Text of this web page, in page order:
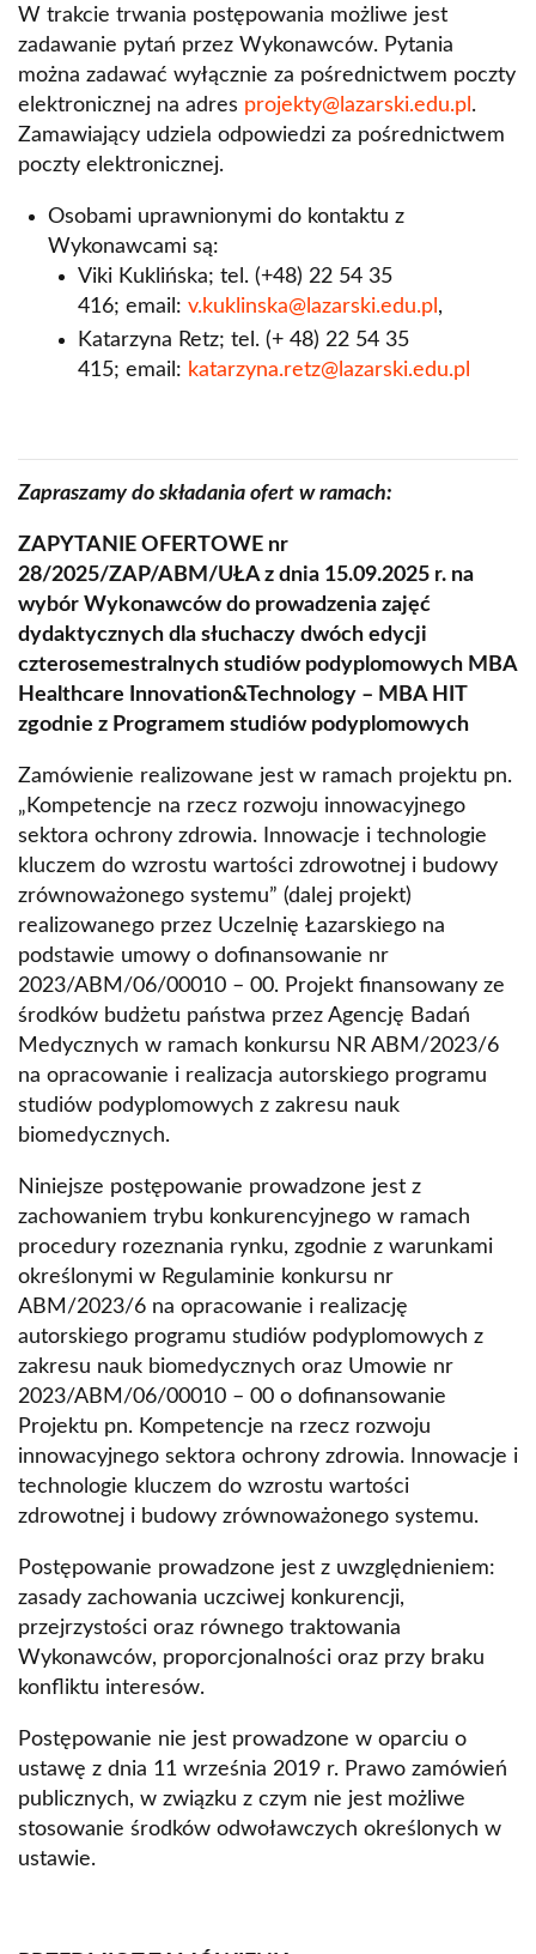
W trakcie trwania postępowania możliwe jest
zadawanie pytań przez Wykonawców. Pytania
można zadawać wyłącznie za pośrednictwem poczty
elektronicznej na adres projekty@lazarski.edu.pl .
Zamawiający udziela odpowiedzi za pośrednictwem
poczty elektronicznej.
Osobami uprawnionymi do kontaktu z
Wykonawcami są:
Viki Kuklińska; tel. (+48) 22 54 35
416; email: v.kuklinska@lazarski.edu.pl ,
Katarzyna Retz; tel. (+ 48) 22 54 35
415; email: katarzyna.retz@lazarski.edu.pl
Zapraszamy do składania ofert w ramach:
ZAPYTANIE OFERTOWE nr
28/2025/ZAP/ABM/UŁA z dnia 15.09.2025 r. na
wybór Wykonawców do prowadzenia zajęć
dydaktycznych dla słuchaczy dwóch edycji
czterosemestralnych studiów podyplomowych MBA
Healthcare Innovation&Technology – MBA HIT
zgodnie z Programem studiów podyplomowych
Zamówienie realizowane jest w ramach projektu pn.
„Kompetencje na rzecz rozwoju innowacyjnego
sektora ochrony zdrowia. Innowacje i technologie
kluczem do wzrostu wartości zdrowotnej i budowy
zrównoważonego systemu” (dalej projekt)
realizowanego przez Uczelnię Łazarskiego na
podstawie umowy o dofinansowanie nr
2023/ABM/06/00010 – 00. Projekt finansowany ze
środków budżetu państwa przez Agencję Badań
Medycznych w ramach konkursu NR ABM/2023/6
na opracowanie i realizacja autorskiego programu
studiów podyplomowych z zakresu nauk
biomedycznych.
Niniejsze postępowanie prowadzone jest z
zachowaniem trybu konkurencyjnego w ramach
procedury rozeznania rynku, zgodnie z warunkami
określonymi w Regulaminie konkursu nr
ABM/2023/6 na opracowanie i realizację
autorskiego programu studiów podyplomowych z
zakresu nauk biomedycznych oraz Umowie nr
2023/ABM/06/00010 – 00 o dofinansowanie
Projektu pn. Kompetencje na rzecz rozwoju
innowacyjnego sektora ochrony zdrowia. Innowacje i
technologie kluczem do wzrostu wartości
zdrowotnej i budowy zrównoważonego systemu.
Postępowanie prowadzone jest z uwzględnieniem:
zasady zachowania uczciwej konkurencji,
przejrzystości oraz równego traktowania
Wykonawców, proporcjonalności oraz przy braku
konfliktu interesów.
Postępowanie nie jest prowadzone w oparciu o
ustawę z dnia 11 września 2019 r. Prawo zamówień
publicznych, w związku z czym nie jest możliwe
stosowanie środków odwoławczych określonych w
ustawie.